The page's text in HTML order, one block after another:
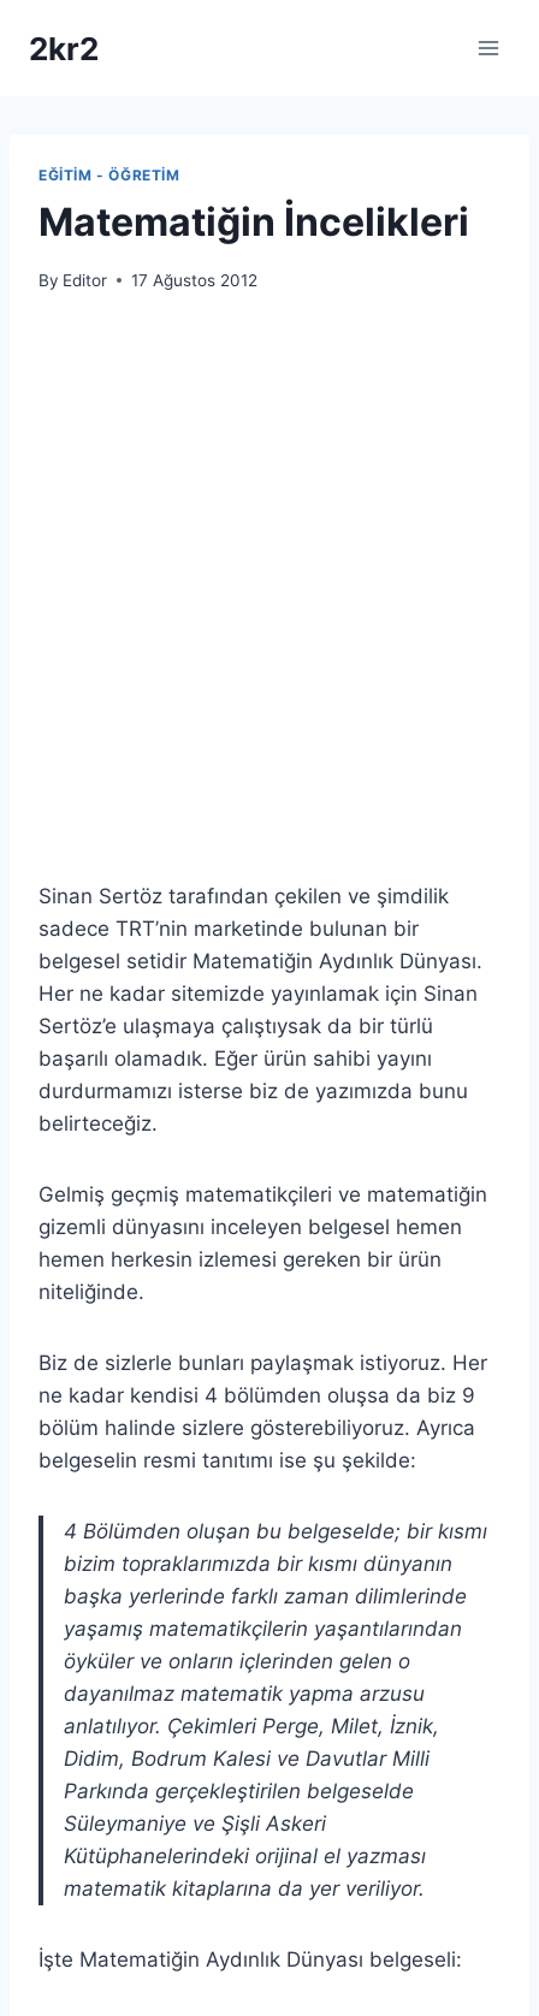
2kr2
EĞITIM - ÖĞRETIM
Matematiğin İncelikleri
By Editor 17 Ağustos 2012
Sinan Sertöz tarafından çekilen ve şimdilik
sadece TRT’nin marketinde bulunan bir
belgesel setidir Matematiğin Aydınlık Dünyası.
Her ne kadar sitemizde yayınlamak için Sinan
Sertöz’e ulaşmaya çalıştıysak da bir türlü
başarılı olamadık. Eğer ürün sahibi yayını
durdurmamızı isterse biz de yazımızda bunu
belirteceğiz.
Gelmiş geçmiş matematikçileri ve matematiğin
gizemli dünyasını inceleyen belgesel hemen
hemen herkesin izlemesi gereken bir ürün
niteliğinde.
Biz de sizlerle bunları paylaşmak istiyoruz. Her
ne kadar kendisi 4 bölümden oluşsa da biz 9
bölüm halinde sizlere gösterebiliyoruz. Ayrıca
belgeselin resmi tanıtımı ise şu şekilde:
4 Bölümden oluşan bu belgeselde; bir kısmı
bizim topraklarımızda bir kısmı dünyanın
başka yerlerinde farklı zaman dilimlerinde
yaşamış matematikçilerin yaşantılarından
öyküler ve onların içlerinden gelen o
dayanılmaz matematik yapma arzusu
anlatılıyor. Çekimleri Perge, Milet, İznik,
Didim, Bodrum Kalesi ve Davutlar Milli
Parkında gerçekleştirilen belgeselde
Süleymaniye ve Şişli Askeri
Kütüphanelerindeki orijinal el yazması
matematik kitaplarına da yer veriliyor.
İşte Matematiğin Aydınlık Dünyası belgeseli: